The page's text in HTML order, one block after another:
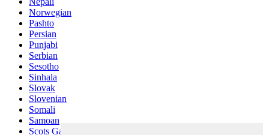
Norwegian
Pashto
Persian
Punjabi
Serbian
Sesotho
Sinhala
Slovak
Slovenian
Somali
Samoan
Scots Gaelic